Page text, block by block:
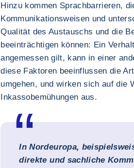
Hinzu kommen Sprachbarrieren,
Kommunikationsweisen und
Qualität des Austauschs und die
beeinträchtigen können: Ein
angemessen gilt, kann in einer
diese Faktoren beeinflussen die
umgehen, und wirken sich auf die
Inkassobemühungen aus.
In Nordeuropa,
direkte und sachliche